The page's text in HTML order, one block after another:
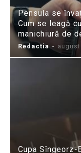
Pensula se
Cum se leagă
manichiură de
Redactia - august
Cupa